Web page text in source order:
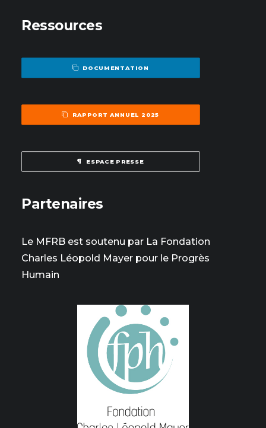
Ressources
DOCUMENTATION
RAPPORT ANNUEL 2025
ESPACE PRESSE
Partenaires
Le MFRB est soutenu par La Fondation
Charles Léopold Mayer pour le Progrès
Humain